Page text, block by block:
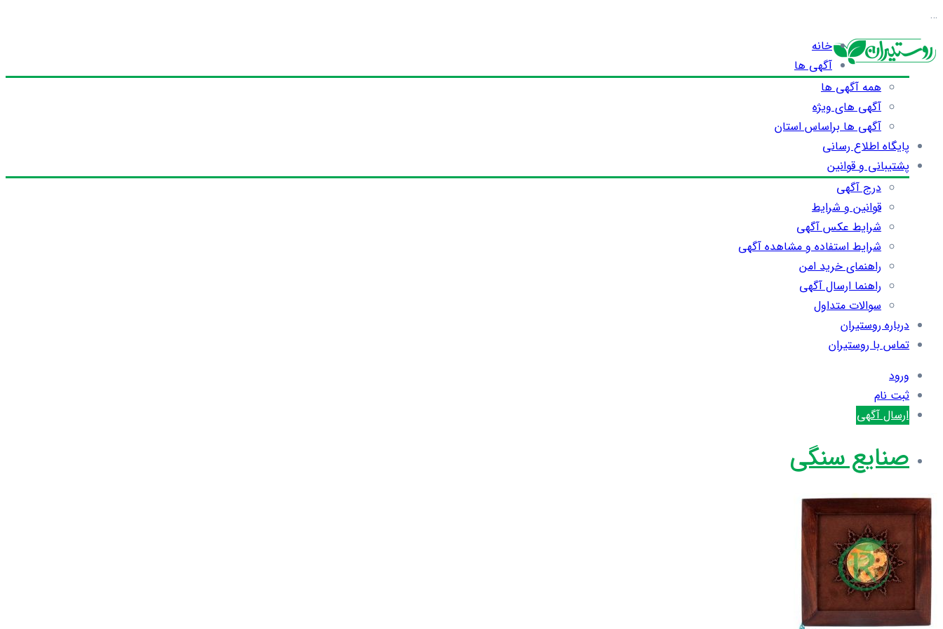
…
خانه
آگهی ها
همه آگهی ها
آگهی های ویژه
آگهی ها براساس استان
پایگاه اطلاع رسانی
پشتیبانی و قوانین
درج آگهی
قوانین و شرایط
شرایط عکس آگهی
شرایط استفاده و مشاهده آگهی
راهنمای خرید امن
راهنما ارسال آگهی
سوالات متداول
درباره روستیران
تماس با روستیران
ورود
ثبت نام
ارسال آگهی
صنایع سنگی